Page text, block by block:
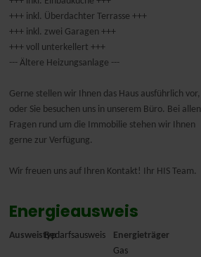
+++ inkl. Überdachter Terrasse +++
+++ inkl. zwei Garagen +++
+++ voll unterkellert +++
--- Ältere Heizungsanlage ---
Gerne stellen wir Ihnen das Haus ausführlich vor,
oder Sie besuchen uns in unserem Büro. Bei allen
Fragen rund um die Immobilie stehen wir Ihnen
gerne zur Verfügung.
Wir freuen uns auf Ihren Kontakt! Ihr HIS Team.
Energieausweis
AusweistypBedarfsausweis
Energieträger
Gas